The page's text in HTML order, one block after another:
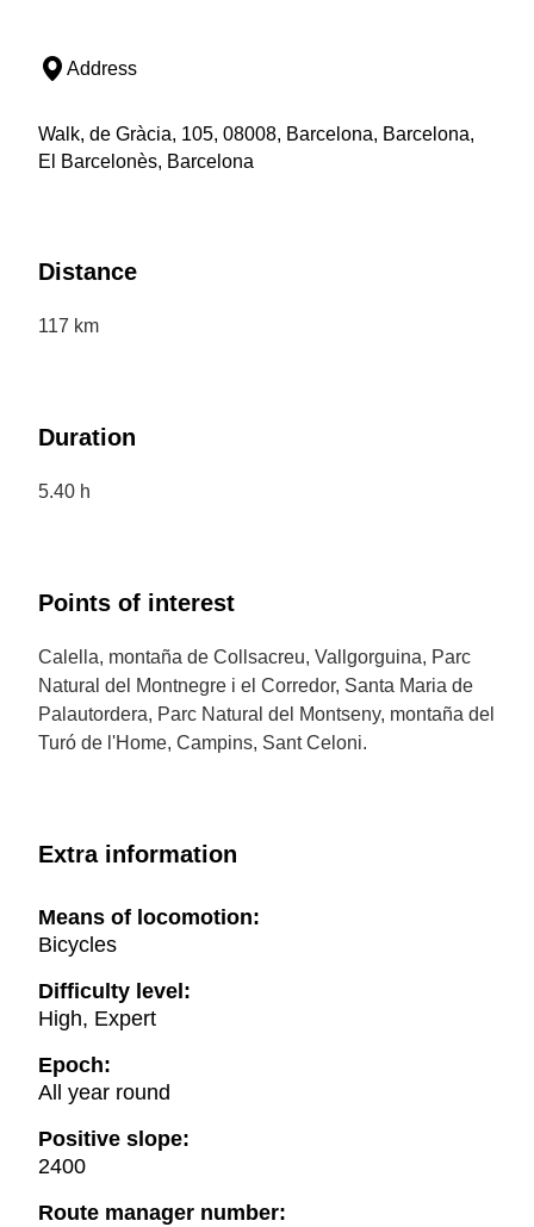
Address
Walk, de Gràcia, 105, 08008, Barcelona, Barcelona,
El Barcelonès, Barcelona
Distance
117 km
Duration
5.40 h
Points of interest
Calella, montaña de Collsacreu, Vallgorguina, Parc
Natural del Montnegre i el Corredor, Santa Maria de
Palautordera, Parc Natural del Montseny, montaña del
Turó de l'Home, Campins, Sant Celoni.
Extra information
Means of locomotion:
Bicycles
Difficulty level:
High, Expert
Epoch:
All year round
Positive slope:
2400
Route manager number: